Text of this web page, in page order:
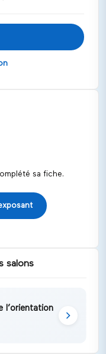
sa fiche.
salons
l’orientation